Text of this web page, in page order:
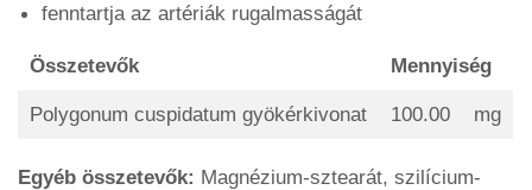
fenntartja az artériák rugalmasságát
Összetevők Mennyiség
Polygonum cuspidatum gyökérkivonat 100.00 mg
Egyéb összetevők: Magnézium-sztearát, szilícium-